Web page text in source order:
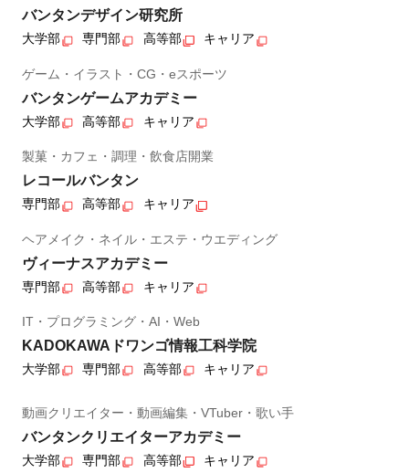
バンタンデザイン研究所
大学部 専門部 高等部 キャリア
ゲーム・イラスト・CG・eスポーツ
バンタンゲームアカデミー
大学部 高等部 キャリア
製菓・カフェ・調理・飲食店開業
レコールバンタン
専門部 高等部 キャリア
ヘアメイク・ネイル・エステ・ウエディング
ヴィーナスアカデミー
専門部 高等部 キャリア
IT・プログラミング・AI・Web
KADOKAWAドワンゴ情報工科学院
大学部 専門部 高等部 キャリア
動画クリエイター・動画編集・VTuber・歌い手
バンタンクリエイターアカデミー
大学部 専門部 高等部 キャリア